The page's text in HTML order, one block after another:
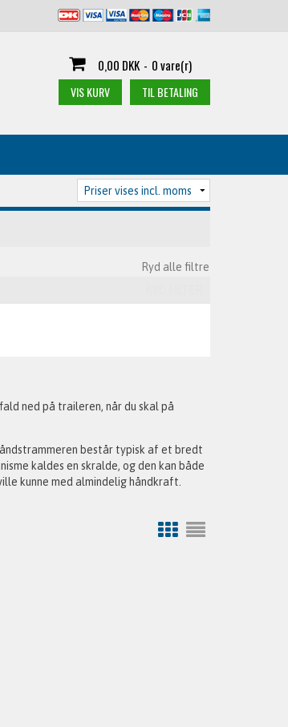
0,00 DKK - 0 vare(r)
VIS KURV TIL BETALING
Ryd alle filtre
ned på traileren, når du skal på
består typisk af et bredt
kaldes en skralde, og den kan både
kunne med almindelig håndkraft.